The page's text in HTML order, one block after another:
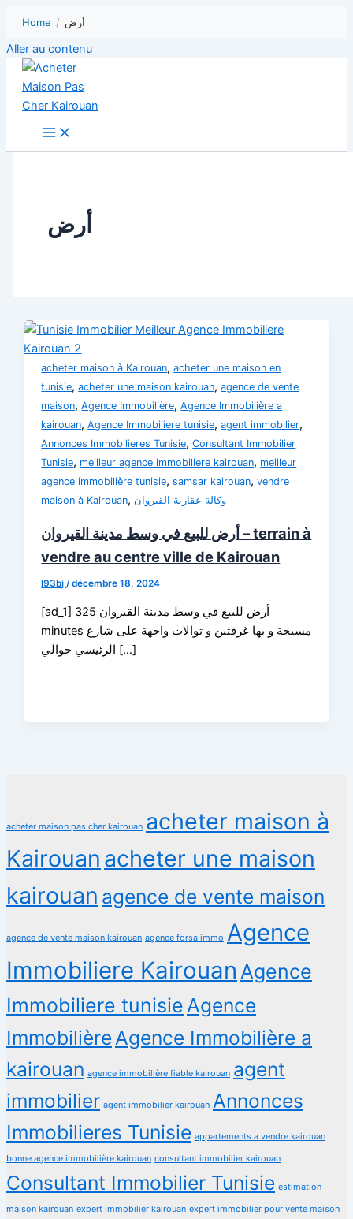
Home / أرض
Aller au contenu
أرض
acheter maison à Kairouan,acheter une maison en
tunisie,acheter une maison kairouan,agence de vente
maison,Agence Immobilière,Agence Immobilière a
kairouan,Agence Immobiliere tunisie,agent immobilier,
Annonces Immobilieres Tunisie,Consultant Immobilier
Tunisie, meilleur agence immobiliere kairouan, meilleur
agence immobilière tunisie,samsar kairouan,vendre
maison à Kairouan, وكالة عقارية القيروان
أرض للبيع في وسط مدينة القيروان – terrain à
vendre au centre ville de Kairouan
l93bj/décembre 18, 2024
[ad_1] أرض للبيع في وسط مدينة القيروان 325
minutes مسيجة و بها غرفتين و توالات واجهة على شارع
الرئيسي حوالي […]
acheter maison pas cher kairouan acheter maison à
Kairouan acheter une maison
kairouan agence de vente maison
agence de vente maison kairouan agence forsa immo Agence
Immobiliere Kairouan Agence
Immobiliere tunisie Agence
Immobilière Agence Immobilière a
kairouan agence immobilière fiable kairouan agent
immobilier agent immobilier kairouan Annonces
Immobilieres Tunisie appartements a vendre kairouan
bonne agence immobilière kairouan consultant immobilier kairouan
Consultant Immobilier Tunisie estimation
maison kairouan expert immobilier kairouan expert immobilier pour vente maison